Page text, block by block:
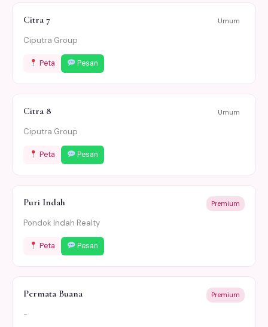
Citra 7 Umum
Ciputra Group
Peta Pesan
Citra 8 Umum
Ciputra Group
Peta Pesan
Puri Indah Premium
Pondok Indah Realty
Peta Pesan
Permata Buana Premium
-